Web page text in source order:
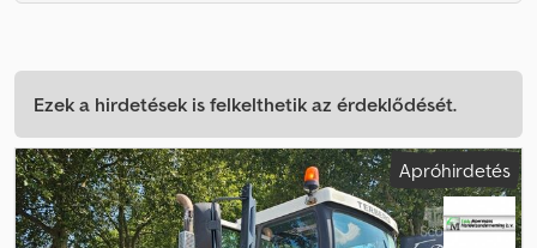
Ezek a hirdetések is felkelthetik az érdeklődését.
Apróhirdetés